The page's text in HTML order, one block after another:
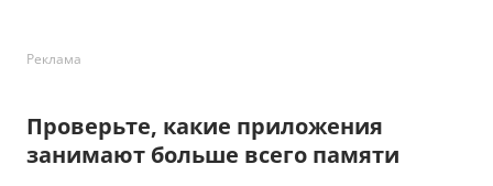
Реклама
Проверьте, какие приложения
занимают больше всего памяти